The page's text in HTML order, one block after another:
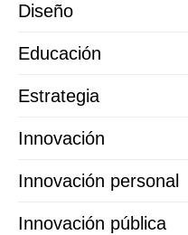
Diseño
Educación
Estrategia
Innovación
Innovación personal
Innovación pública